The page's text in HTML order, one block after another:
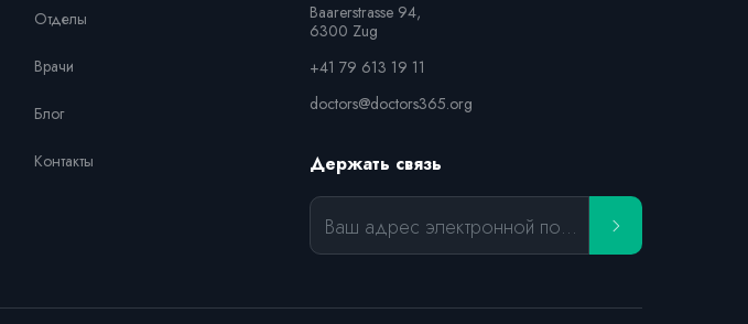
Отделы
Врачи
Блог
Контакты
Baarerstrasse 94,
6300 Zug
+41 79 613 19 11
doctors@doctors365.org
Держать связь
Ваш адрес электронной почты